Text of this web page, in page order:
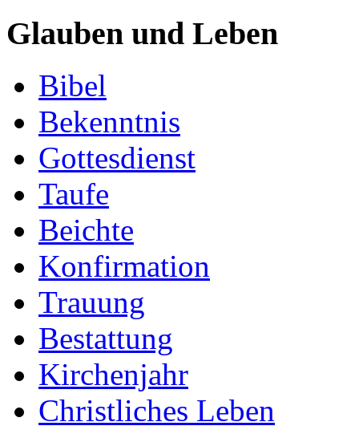
Glauben und Leben
Bibel
Bekenntnis
Gottesdienst
Taufe
Beichte
Konfirmation
Trauung
Bestattung
Kirchenjahr
Christliches Leben